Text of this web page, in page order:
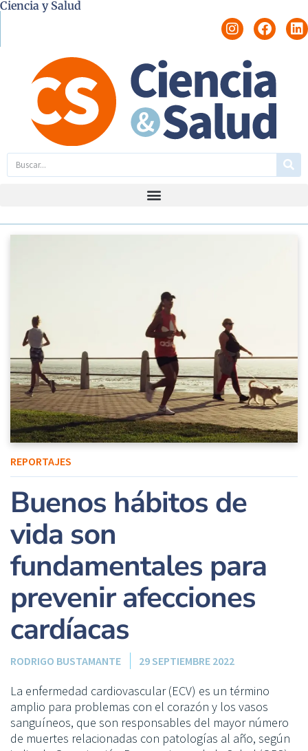
Ciencia y Salud
REPORTAJES
Buenos hábitos de
vida son
fundamentales para
prevenir afecciones
cardíacas
RODRIGO BUSTAMANTE 29 SEPTIEMBRE 2022
La enfermedad cardiovascular (ECV) es un término
amplio para problemas con el corazón y los vasos
sanguíneos, que son responsables del mayor número
de muertes relacionadas con patologías al año, según